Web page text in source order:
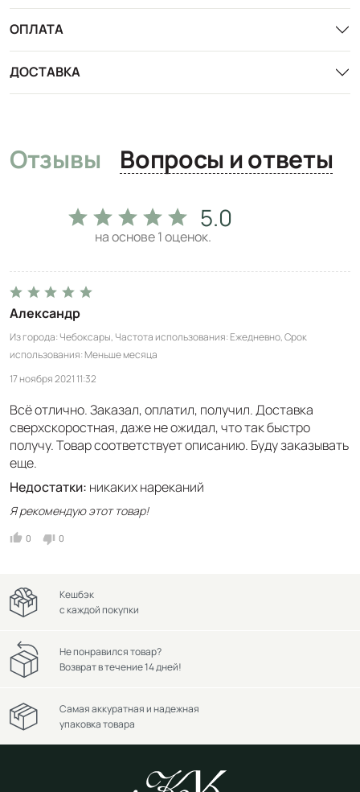
ОПЛАТА
ДОСТАВКА
Отзывы Вопросы и ответы
5.0
на основе1оценок.
Александр
Из города Чебоксары Частота использования Ежедневно Срок
использования Меньше месяца
17 ноября 2021 11:32
Всё отлично. Заказал, оплатил, получил. Доставка
сверхскоростная, даже не ожидал, что так быстро
получу. Товар соответствует описанию. Буду заказывать
еще.
Недостатки: никаких нареканий
Я рекомендую этот товар!
0 0
Кешбэк
с каждой покупки
Не понравился товар?
Возврат в течение 14 дней!
Самая аккуратная и надежная
упаковка товара